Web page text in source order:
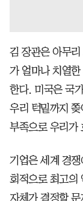
김 장관은 아무
가 얼마나 치열
한다. 미국은 국
우리 턱밑까지
부족으로 우리가
기업은 세계 경
회적으로 최고의
자체가 결정할